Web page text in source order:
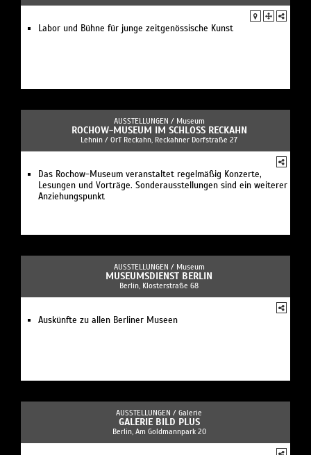
Labor und Bühne für junge zeitgenössische Kunst
AUSSTELLUNGEN / Museum
ROCHOW-MUSEUM IM SCHLOSS RECKAHN
Lehnin / OrT Reckahn, Reckahner Dorfstraße 27
Das Rochow-Museum veranstaltet regelmäßig Konzerte,
Lesungen und Vorträge. Sonderausstellungen sind ein weiterer
Anziehungspunkt
AUSSTELLUNGEN / Museum
MUSEUMSDIENST BERLIN
Berlin, Klosterstraße 68
Auskünfte zu allen Berliner Museen
AUSSTELLUNGEN / Galerie
GALERIE BILD PLUS
Berlin, Am Goldmannpark 20